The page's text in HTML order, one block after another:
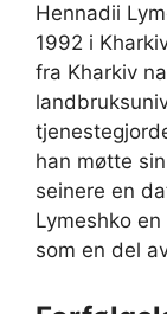
Hennadii
1992 i
fra Kharkiv
han møtte
seinere en
Lymeshko
som en del